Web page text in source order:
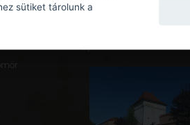
sütiket tárolunk a